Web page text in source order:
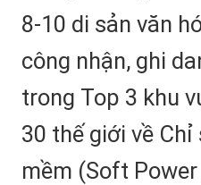
8-10 di sản văn
công nhận, ghi
trong Top 3 khu
30 thế giới về
mềm (Soft